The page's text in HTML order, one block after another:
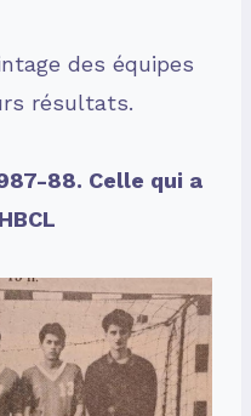
des équipes
résultats.
88. Celle qui a